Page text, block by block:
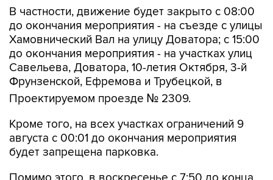
В частности, движение будет закрыто с 08:00
до окончания мероприятия - на съезде с улицы
Хамовнический Вал на улицу Доватора; с 15:00
до окончания мероприятия - на участках улиц
Савельева, Доватора, 10-летия Октября, 3-й
Фрунзенской, Ефремова и Трубецкой, в
Проектируемом проезде № 2309.
Кроме того, на всех участках ограничений 9
августа с 00:01 до окончания мероприятия
будет запрещена парковка.